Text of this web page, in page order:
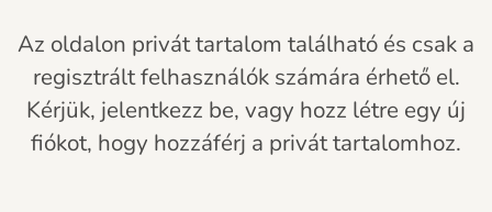
Az oldalon privát tartalom található és csak a
regisztrált felhasználók számára érhető el.
Kérjük, jelentkezz be, vagy hozz létre egy új
fiókot, hogy hozzáférj a privát tartalomhoz.